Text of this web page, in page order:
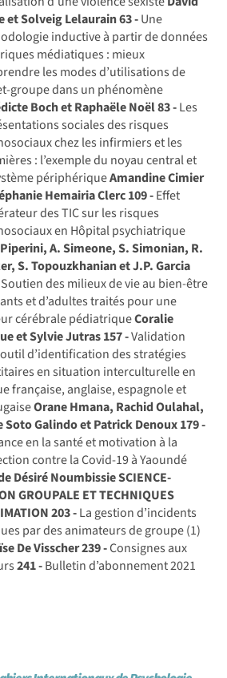
et Solveig Lelaurain63 -Une
inductive à partir de données
médiatiques : mieux
les modes d’utilisations de
groupe dans un phénomène
Boch et Raphaële Noël83 -Les
sociales des risques
chez les infirmiers et les
: l’exemple du noyau central et
périphériqueAmandine Cimier
Hemairia Clerc109 -Effet
des TIC sur les risques
en Hôpital psychiatrique
A. Simeone, S. Simonian, R.
S. Topouzkhanian et J.P. Garcia
Soutien des milieux de vie au bien-être
et d’adultes traités pour une
cérébrale pédiatriqueCoralie
et Sylvie Jutras157 -Validation
d’identification des stratégies
en situation interculturelle en
française, anglaise, espagnole et
Orane Hmana, Rachid Oulahal,
Soto Galindo et Patrick Denoux179 -
en la santé et motivation à la
contre la Covid-19 à Yaoundé
Désiré NoumbissieSCIENCE-
GROUPALE ET TECHNIQUES
203 -La gestion d’incidents
par des animateurs de groupe (1)
De Visscher239 -Consignes aux
241 -Bulletin d’abonnement 2021